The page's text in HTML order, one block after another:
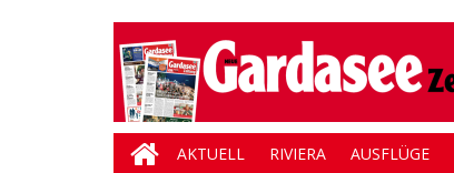
AKTUELL RIVIERA AUSFLÜGE